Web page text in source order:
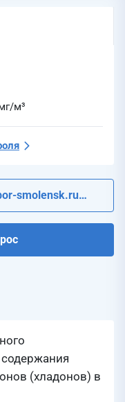
м³
Подробнее на www.analitpribor-smolensk.ru
(хладонов) в